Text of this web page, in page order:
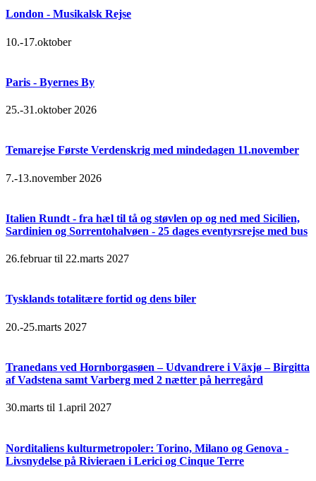
London - Musikalsk Rejse
10.-17.oktober
Paris - Byernes By
25.-31.oktober 2026
Temarejse Første Verdenskrig med mindedagen 11.november
7.-13.november 2026
Italien Rundt - fra hæl til tå og støvlen op og ned med Sicilien,
Sardinien og Sorrentohalvøen - 25 dages eventyrsrejse med bus
26.februar til 22.marts 2027
Tysklands totalitære fortid og dens biler
20.-25.marts 2027
Tranedans ved Hornborgasøen – Udvandrere i Växjø – Birgitta
af Vadstena samt Varberg med 2 nætter på herregård
30.marts til 1.april 2027
Norditaliens kulturmetropoler: Torino, Milano og Genova -
Livsnydelse på Rivieraen i Lerici og Cinque Terre